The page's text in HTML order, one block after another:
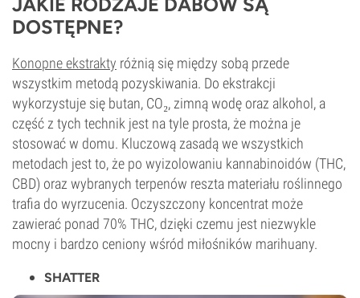
DOSTĘPNE?
Konopne ekstrakty różnią się między sobą przede
wszystkim metodą pozyskiwania. Do ekstrakcji
wykorzystuje się butan, CO₂, zimną wodę oraz alkohol, a
część z tych technik jest na tyle prosta, że można je
stosować w domu. Kluczową zasadą we wszystkich
metodach jest to, że po wyizolowaniu kannabinoidów (THC,
CBD) oraz wybranych terpenów reszta materiału roślinnego
trafia do wyrzucenia. Oczyszczony koncentrat może
zawierać ponad 70% THC, dzięki czemu jest niezwykle
mocny i bardzo ceniony wśród miłośników marihuany.
SHATTER